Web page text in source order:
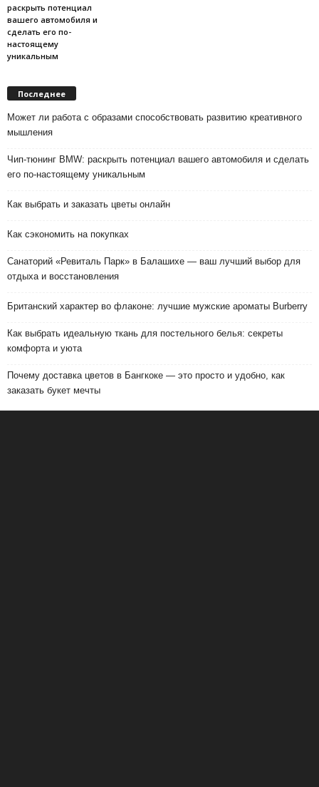
раскрыть потенциал
вашего автомобиля и
сделать его по-
настоящему
уникальным
Последнее
Может ли работа с образами способствовать развитию креативного
мышления
Чип-тюнинг BMW: раскрыть потенциал вашего автомобиля и сделать
его по-настоящему уникальным
Как выбрать и заказать цветы онлайн
Как сэкономить на покупках
Санаторий «Ревиталь Парк» в Балашихе — ваш лучший выбор для
отдыха и восстановления
Британский характер во флаконе: лучшие мужские ароматы Burberry
Как выбрать идеальную ткань для постельного белья: секреты
комфорта и уюта
Почему доставка цветов в Бангкоке — это просто и удобно, как
заказать букет мечты